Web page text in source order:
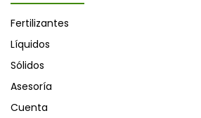
Fertilizantes
Líquidos
Sólidos
Asesoría
Cuenta